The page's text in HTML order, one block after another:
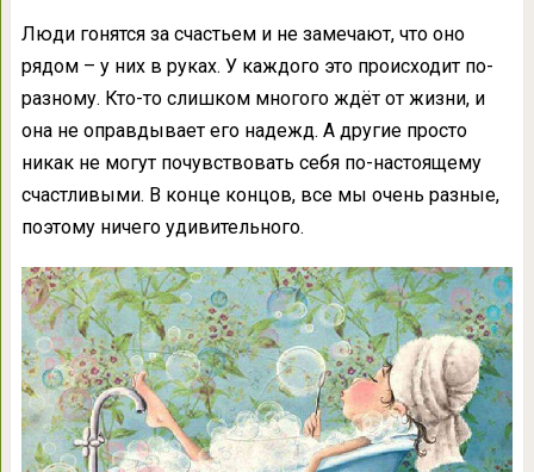
Люди гонятся за счастьем и не замечают, что оно
рядом – у них в руках. У каждого это происходит по-
разному. Кто-то слишком многого ждёт от жизни, и
она не оправдывает его надежд. А другие просто
никак не могут почувствовать себя по-настоящему
счастливыми. В конце концов, все мы очень разные,
поэтому ничего удивительного.